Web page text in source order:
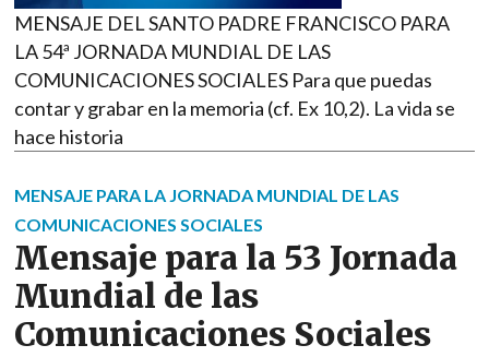
MENSAJE DEL SANTO PADRE FRANCISCO PARA
LA 54ª JORNADA MUNDIAL DE LAS
COMUNICACIONES SOCIALES Para que puedas
contar y grabar en la memoria (cf. Ex 10,2). La vida se
hace historia
MENSAJE PARA LA JORNADA MUNDIAL DE LAS
COMUNICACIONES SOCIALES
Mensaje para la 53 Jornada
Mundial de las
Comunicaciones Sociales